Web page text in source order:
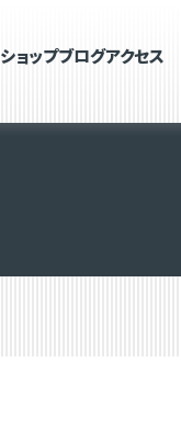
ショップブログアクセス